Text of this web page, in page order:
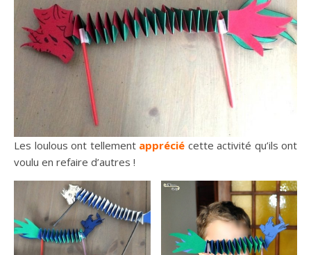
Les loulous ont tellement apprécié cette activité qu’ils ont
voulu en refaire d’autres !